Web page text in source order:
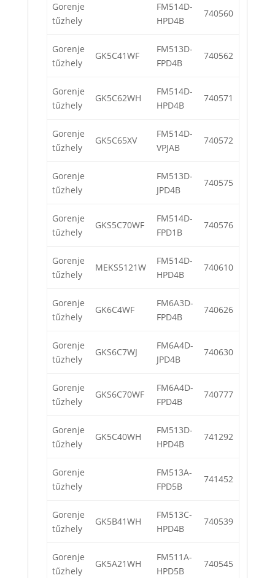
Gorenje
tűzhely
FM514D-
HPD4B
740560
Gorenje
tűzhely
GK5C41WF
FM513D-
FPD4B
740562
Gorenje
tűzhely
GK5C62WH
FM514D-
HPD4B
740571
Gorenje
tűzhely
GK5C65XV
FM514D-
VPJAB
740572
Gorenje
tűzhely
FM513D-
JPD4B
740575
Gorenje
tűzhely
GKS5C70WF
FM514D-
FPD1B
740576
Gorenje
tűzhely
MEKS5121W
FM514D-
HPD4B
740610
Gorenje
tűzhely
GK6C4WF
FM6A3D-
FPD4B
740626
Gorenje
tűzhely
GKS6C7WJ
FM6A4D-
JPD4B
740630
Gorenje
tűzhely
GKS6C70WF
FM6A4D-
FPD4B
740777
Gorenje
tűzhely
GK5C40WH
FM513D-
HPD4B
741292
Gorenje
tűzhely
FM513A-
FPD5B
741452
Gorenje
tűzhely
GK5B41WH
FM513C-
HPD4B
740539
Gorenje
tűzhely
GK5A21WH
FM511A-
HPD5B
740545